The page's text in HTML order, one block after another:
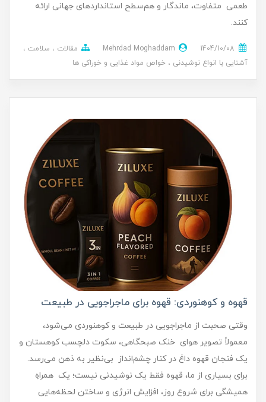
طعمی متفاوت، ماندگار و هم‌سطح استانداردهای جهانی ارائه
کنند.
Mehrdad Moghaddam مقالات
سلامت
آشنایی با انواع نوشیدنی
خواص مواد غذایی و خوراکی ها
قهوه و کوهنوردی: قهوه برای ماجراجویی در طبیعت
وقتی صحبت از ماجراجویی در طبیعت و کوهنوردی می‌شود،
معمولاً تصویر هوای خنک صبحگاهی، سکوت دلچسب کوهستان و
یک فنجان قهوه داغ در کنار چشم‌انداز بی‌نظیر به ذهن می‌رسد.
برای بسیاری از ما، قهوه فقط یک نوشیدنی نیست؛ یک همراهِ
همیشگی برای شروع روز، افزایش انرژی و ساختن لحظه‌هایی